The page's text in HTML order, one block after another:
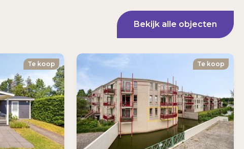
Bekijk alle objecten
Te koop Te koop